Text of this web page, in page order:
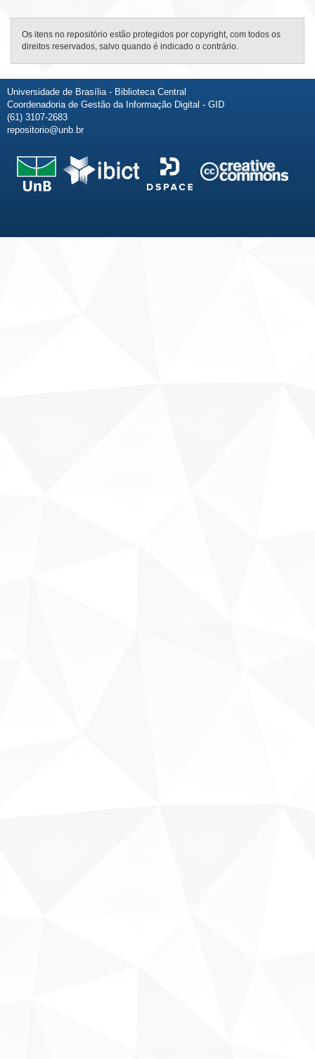
Os itens no repositório estão protegidos por copyright, com todos os
direitos reservados, salvo quando é indicado o contrário.
Universidade de Brasília - Biblioteca Central
Coordenadoria de Gestão da Informação Digital - GID
(61) 3107-2683
repositorio@unb.br